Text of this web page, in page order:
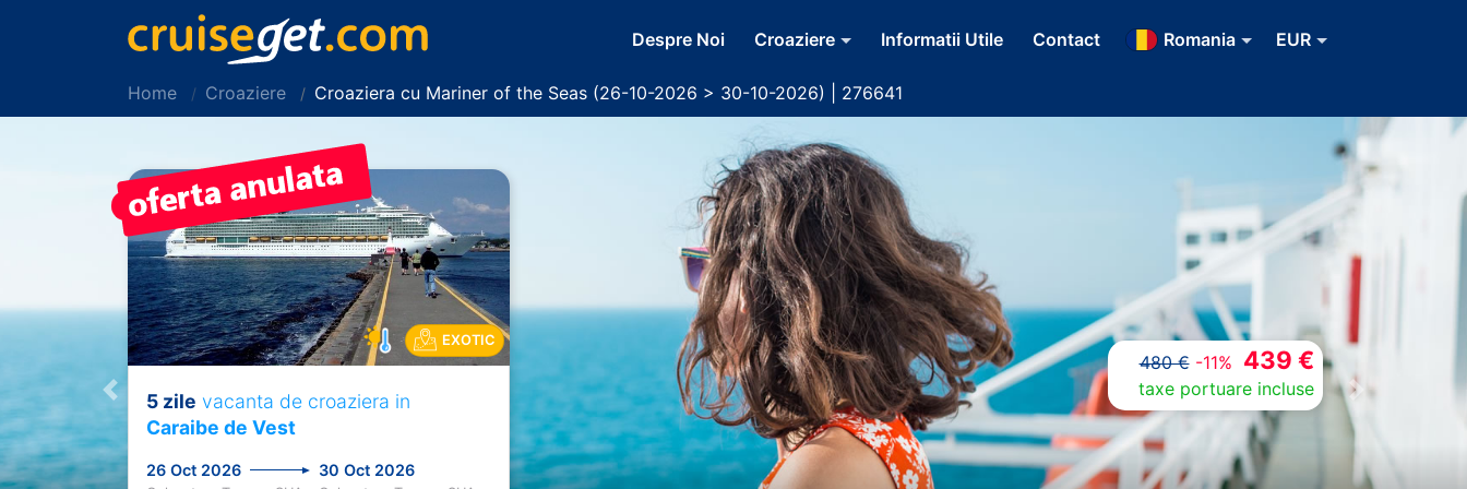
Despre Noi Croaziere Informatii Utile Contact Romania EUR
Home Croaziere Croaziera cu Mariner of the Seas (26-10-2026 > 30-10-2026) | 276641
480 € -11% 439 €
taxe portuare incluse
Previous Next
PRET REDUS!
EXOTIC
5 zile vacanta de croaziera in
Caraibe de Vest
26 Oct 2026 30 Oct 2026